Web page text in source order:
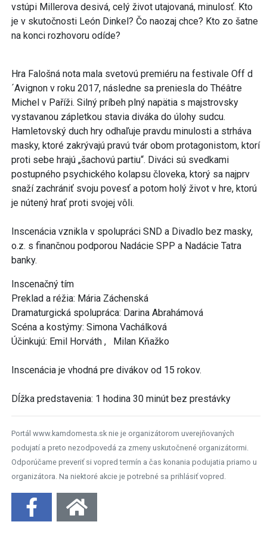
vstúpi Millerova desivá, celý život utajovaná, minulosť. Kto
je v skutočnosti León Dinkel? Čo naozaj chce? Kto zo šatne
na konci rozhovoru odíde?
Hra Falošná nota mala svetovú premiéru na festivale Off d
´Avignon v roku 2017, následne sa preniesla do Théâtre
Michel v Paříži. Silný príbeh plný napätia s majstrovsky
vystavanou zápletkou stavia diváka do úlohy sudcu.
Hamletovský duch hry odhaľuje pravdu minulosti a strháva
masky, ktoré zakrývajú pravú tvár obom protagonistom, ktorí
proti sebe hrajú „šachovú partiu“. Diváci sú svedkami
postupného psychického kolapsu človeka, ktorý sa najprv
snaží zachrániť svoju povesť a potom holý život v hre, ktorú
je nútený hrať proti svojej vôli.
Inscenácia vznikla v spolupráci SND a Divadlo bez masky,
o.z. s finančnou podporou Nadácie SPP a Nadácie Tatra
banky.
Inscenačný tím
Preklad a réžia: Mária Záchenská
Dramaturgická spolupráca: Darina Abrahámová
Scéna a kostýmy: Simona Vachálková
Účinkujú: Emil Horváth , Milan Kňažko
Inscenácia je vhodná pre divákov od 15 rokov.
Dĺžka predstavenia: 1 hodina 30 minút bez prestávky
Portál www.kamdomesta.sk nie je organizátorom uverejňovaných
podujatí a preto nezodpovedá za zmeny uskutočnené organizátormi.
Odporúčame preveriť si vopred termín a čas konania podujatia priamo u
organizátora. Na niektoré akcie je potrebné sa prihlásiť vopred.